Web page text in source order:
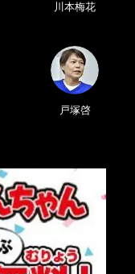
川本梅花
戸塚啓